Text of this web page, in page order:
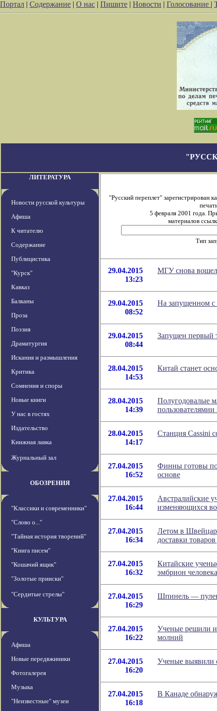
Портал | Содержание | О нас | Пишите | Новости | Голосование |
ЛИТЕРАТУРА
Новости русской культуры
Афиша
К читателю
Содержание
Публицистика
"Курск"
Кавказ
Балканы
Проза
Поэзия
Драматургия
Искания и размышления
Критика
Сомнения и споры
Новые книги
У нас в гостях
Издательство
Книжная лавка
Журнальный зал
ОБОЗРЕНИЯ
"Классики и современники"
"Слово о..."
"Тайная история творений"
"Книга писем"
"Кошачий ящик"
"Золотые прииски"
"Сердитые стрелы"
КУЛЬТУРА
Афиша
Новые передвжиники
Фотогалерея
Музыка
"Неизвестные" музеи
"Русский переплет" зарегистрирован
5 февраля 2001 года.
материалов
Тип
29.04.2015
13:23
МГУ снова вошел
29.04.2015
08:52
На запущенном
29.04.2015
08:44
Запущен первый
28.04.2015
14:53
Китай станет
28.04.2015
14:39
Полугодовалые
пользователямии
28.04.2015
14:17
Станция Cassini
27.04.2015
16:52
Финны готовы
основе
27.04.2015
16:44
Австралийские
изменяющихся
27.04.2015
16:34
Летом в
доставки
27.04.2015
16:32
Китайские
эмбрион человека
27.04.2015
16:29
Шпинель —
27.04.2015
16:22
Ученые решили
молний
27.04.2015
16:20
Ученые выявили
27.04.2015
16:18
В Канаде